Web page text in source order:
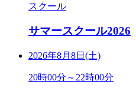
スクール
サマースクール2026
2026年8月8日(土)
20時00分～22時00分